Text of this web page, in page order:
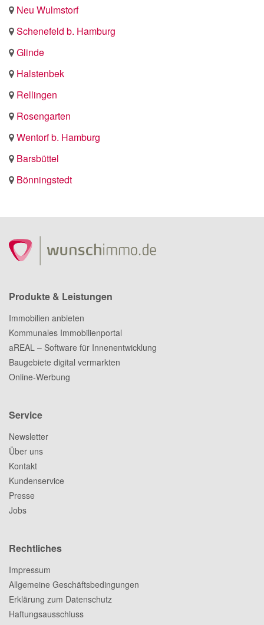
Neu Wulmstorf
Schenefeld b. Hamburg
Glinde
Halstenbek
Rellingen
Rosengarten
Wentorf b. Hamburg
Barsbüttel
Bönningstedt
Produkte & Leistungen
Immobilien anbieten
Kommunales Immobilienportal
aREAL – Software für Innenentwicklung
Baugebiete digital vermarkten
Online-Werbung
Service
Newsletter
Über uns
Kontakt
Kundenservice
Presse
Jobs
Rechtliches
Impressum
Allgemeine Geschäftsbedingungen
Erklärung zum Datenschutz
Haftungsausschluss